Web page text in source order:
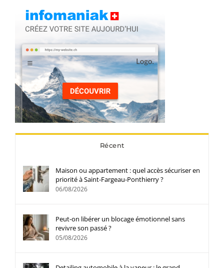
Récent
Maison ou appartement : quel accès sécuriser en
priorité à Saint-Fargeau-Ponthierry ?
06/08/2026
Peut-on libérer un blocage émotionnel sans
revivre son passé ?
05/08/2026